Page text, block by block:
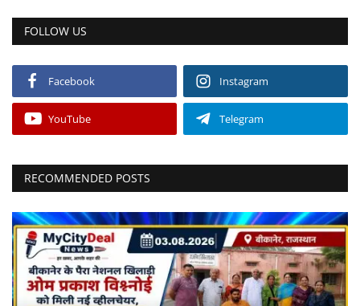
FOLLOW US
Facebook Instagram
YouTube Telegram
RECOMMENDED POSTS